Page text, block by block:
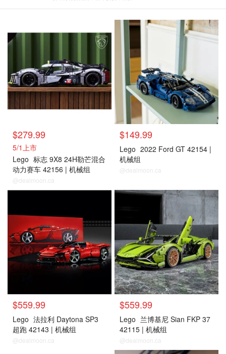
$279.99
5/1上市
Lego 标志 9X8 24H勒芒混合
动力赛车 42156 | 机械组
@dealmoon.ca
$149.99
Lego 2022 Ford GT 42154 |
机械组
@dealmoon.ca
$559.99
Lego 法拉利 Daytona SP3
超跑 42143 | 机械组
@dealmoon.ca
$559.99
Lego 兰博基尼 Sian FKP 37
42115 | 机械组
@dealmoon.ca